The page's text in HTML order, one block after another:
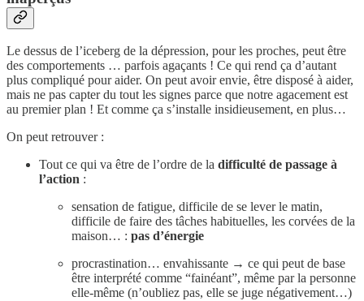
Le dessus de l’iceberg de la dépression, pour les proches, peut être
des comportements … parfois agaçants ! Ce qui rend ça d’autant
plus compliqué pour aider. On peut avoir envie, être disposé à aider,
mais ne pas capter du tout les signes parce que notre agacement est
au premier plan ! Et comme ça s’installe insidieusement, en plus…
On peut retrouver :
Tout ce qui va être de l’ordre de la difficulté de passage à
l’action :
sensation de fatigue, difficile de se lever le matin,
difficile de faire des tâches habituelles, les corvées de la
maison… : pas d’énergie
procrastination… envahissante → ce qui peut de base
être interprété comme “fainéant”, même par la personne
elle-même (n’oubliez pas, elle se juge négativement…)